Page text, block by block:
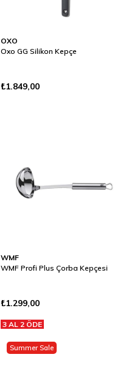
OXO
Oxo GG Silikon Kepçe
₺1.849,00
WMF
WMF Profi Plus Çorba Kepçesi
₺1.299,00
3 AL 2 ÖDE
Summer Sale